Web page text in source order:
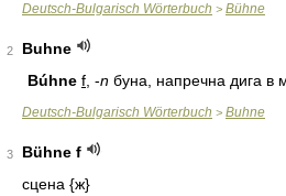
Deutsch-Bulgarisch Wörterbuch > Bühne
2
Buhne
Búhne f , -n буна, напречна дига в
Deutsch-Bulgarisch Wörterbuch > Buhne
3
Bühne f
сцена {ж}